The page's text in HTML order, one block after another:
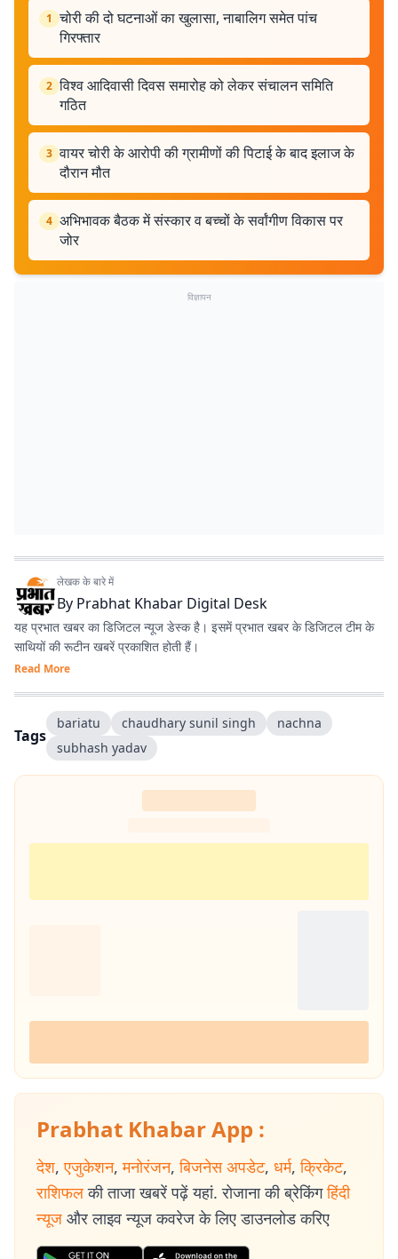
1 चोरी की दो घटनाओं का खुलासा, नाबालिग समेत पांच
गिरफ्तार
2 विश्व आदिवासी दिवस समारोह को लेकर संचालन समिति
गठित
3 वायर चोरी के आरोपी की ग्रामीणों की पिटाई के बाद इलाज के
दौरान मौत
4 अभिभावक बैठक में संस्कार व बच्चों के सर्वांगीण विकास पर
जोर
विज्ञापन
लेखक के बारे में
By Prabhat Khabar Digital Desk
यह प्रभात खबर का डिजिटल न्यूज डेस्क है। इसमें प्रभात खबर के डिजिटल टीम के
साथियों की रूटीन खबरें प्रकाशित होती हैं।
Read More
Tags
bariatu chaudhary sunil singh
nachna
subhash yadav
Prabhat Khabar App :
देश, एजुकेशन, मनोरंजन, बिजनेस अपडेट, धर्म, क्रिकेट,
राशिफल की ताजा खबरें पढ़ें यहां. रोजाना की ब्रेकिंग हिंदी
न्यूज और लाइव न्यूज कवरेज के लिए डाउनलोड करिए